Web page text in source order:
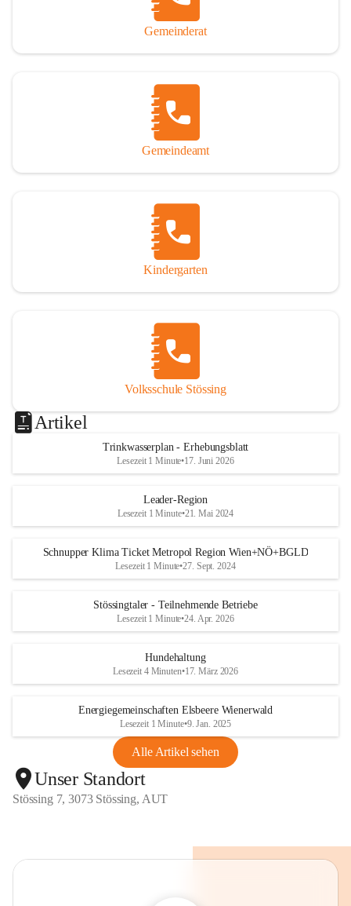
Gemeinderat
Gemeindeamt
Kindergarten
Volksschule Stössing
Artikel
Trinkwasserplan - Erhebungsblatt
Lesezeit 1 Minute•17. Juni 2026
Leader-Region
Lesezeit 1 Minute•21. Mai 2024
Schnupper Klima Ticket Metropol Region Wien+NÖ+BGLD
Lesezeit 1 Minute•27. Sept. 2024
Stössingtaler - Teilnehmende Betriebe
Lesezeit 1 Minute•24. Apr. 2026
Hundehaltung
Lesezeit 4 Minuten•17. März 2026
Energiegemeinschaften Elsbeere Wienerwald
Lesezeit 1 Minute•9. Jan. 2025
Alle Artikel sehen
Unser Standort
Stössing 7, 3073 Stössing, AUT